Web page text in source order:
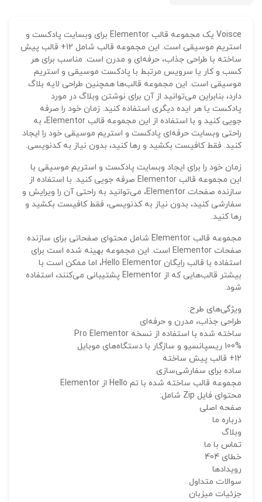
Voisce یک مجموعه قالب Elementor برای وبسایت پادکست و
استریم موسیقی است. این مجموعه قالب شامل 12+ قالب پیش
ساخته با طراحی جذاب، حرفه‌ای و مدرن است. مناسب برای هر
کسب و کار یا سرویس مرتبط با پادکست موسیقی و استریم
موسیقی است. این مجموعه قالب‌ها همچنین طراحی لایه بلاگ
دارد، بنابراین می‌توانید از آن برای نوشتن وبلاگ در مورد
پادکست یا هر ایده دیگری استفاده کنید. زمان خود را صرفه
جویی کنید و با استفاده از این مجموعه قالب Elementor، به
راحتی وبسایت حرفه‌ای پادکست و استریم موسیقی خود را ایجاد
کنید. فقط کافیست بکشید و رها کنید، بدون نیاز به کدنویسی.
زمان خود را برای ایجاد وبسایت پادکست و استریم موسیقی با
این مجموعه قالب Elementor صرفه جویی کنید. با استفاده از
سازنده صفحات Elementor، می‌توانید به راحتی آن را ویرایش و
سفارشی کنید، بدون نیاز به کدنویسی، فقط کافیست بکشید و
رها کنید.
مجموعه قالب Elementor شامل محتوای صفحاتی برای سازنده
صفحات Elementor است. این مجموعه بهینه شده است برای
استفاده با قالب رایگان Hello Elementor، اما ممکن است با
بیشتر قالب‌هایی که از Elementor پشتیبانی می‌کنند، استفاده
شود.
ویژگی‌های طرح:
طراحی جذاب، مدرن و حرفه‌ای
ساخته شده با استفاده از نسخه Pro Elementor
100% ریسپانسیو و سازگار با دستگاه‌های موبایل
12+ قالب پیش ساخته
ساده برای سفارشی‌سازی
مجموعه قالب ساخته شده با تم Hello از Elementor
محتوای فایل Zip شامل:
صفحه اصلی
درباره ما
وبلاگ
تماس با ما
خطای 404
رویدادها
سوالات متداول
جزئیات میزبان